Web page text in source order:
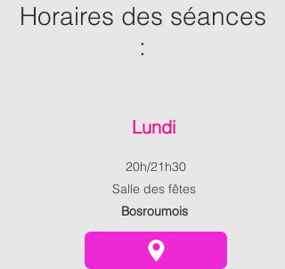
Horaires des séances
:
Lundi
20h/21h30
Salle des fêtes
Bosroumois